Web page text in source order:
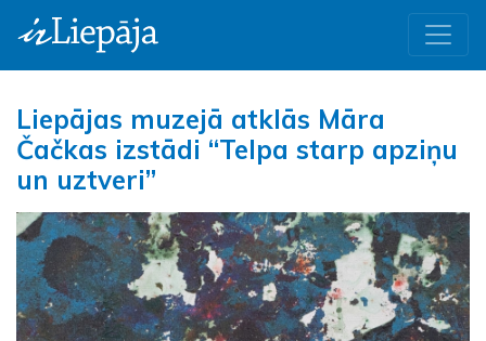
Liepājas muzejā atklās Māra
Čačkas izstādi “Telpa starp apziņu
un uztveri”